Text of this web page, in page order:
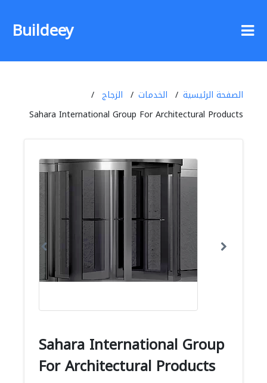
Buildeey
الصفحة الرئيسية الخدمات
الزجاج
Sahara International Group For Architectural Products
Sahara International Group
For Architectural Products